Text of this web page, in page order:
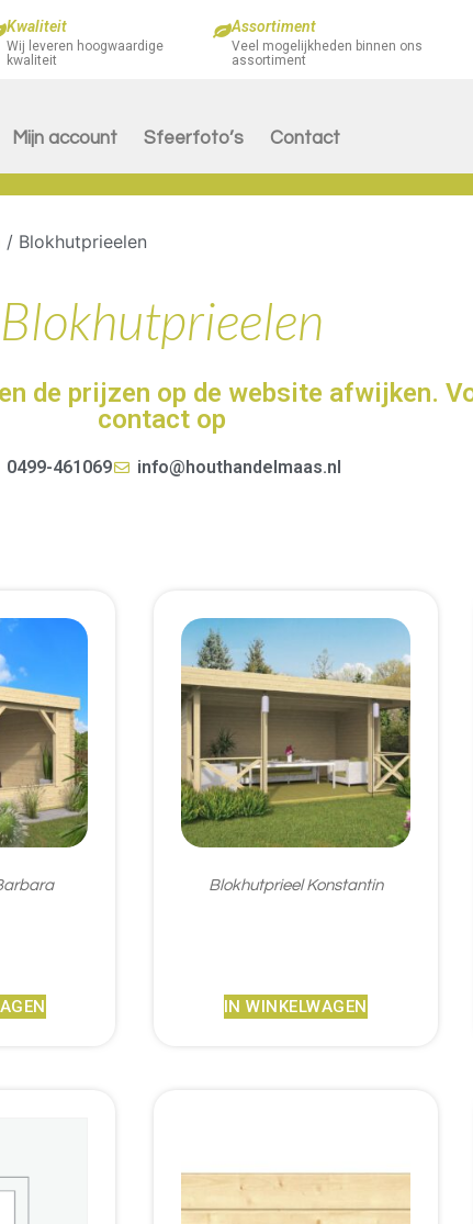
Kwaliteit
Wij leveren hoogwaardige
kwaliteit
Assortiment
Veel mogelijkheden binnen ons
assortiment
Mijn account Sfeerfoto’s Contact
/ Blokhutprieelen
Blokhutprieelen
de prijzen op de website afwijken.
contact op
0499-461069 info@houthandelmaas.nl
Blokhutprieel Konstantin
IN WINKELWAGEN